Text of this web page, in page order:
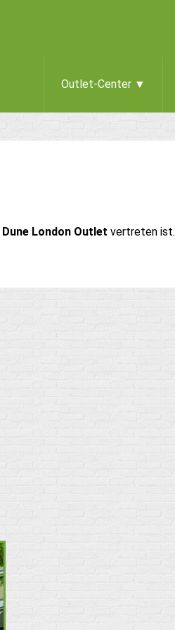
Outlet-Center ▼
Dune London Outlet vertreten ist.